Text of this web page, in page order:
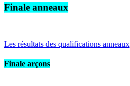
Finale anneaux
Les résultats des qualifications anneaux
Finale arçons